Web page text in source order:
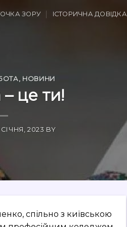
ЗОРУ ІСТОРИЧНА ДОВІДКА
, НОВИНИ
– це ти!
СІЧНЯ, 2023 BY
спільно з київською